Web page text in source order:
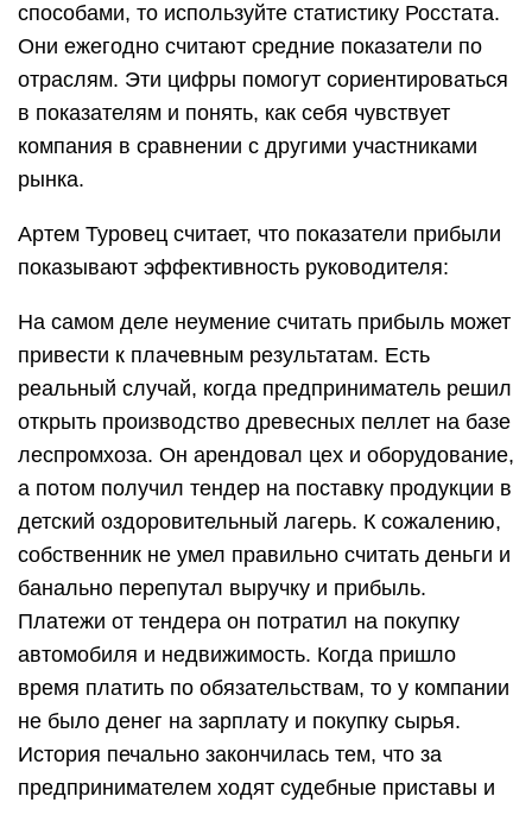
способами, то используйте статистику Росстата.
Они ежегодно считают средние показатели по
отраслям. Эти цифры помогут сориентироваться
в показателям и понять, как себя чувствует
компания в сравнении с другими участниками
рынка.
Артем Туровец считает, что показатели прибыли
показывают эффективность руководителя:
На самом деле неумение считать прибыль может
привести к плачевным результатам. Есть
реальный случай, когда предприниматель решил
открыть производство древесных пеллет на базе
леспромхоза. Он арендовал цех и оборудование,
а потом получил тендер на поставку продукции в
детский оздоровительный лагерь. К сожалению,
собственник не умел правильно считать деньги и
банально перепутал выручку и прибыль.
Платежи от тендера он потратил на покупку
автомобиля и недвижимость. Когда пришло
время платить по обязательствам, то у компании
не было денег на зарплату и покупку сырья.
История печально закончилась тем, что за
предпринимателем ходят судебные приставы и